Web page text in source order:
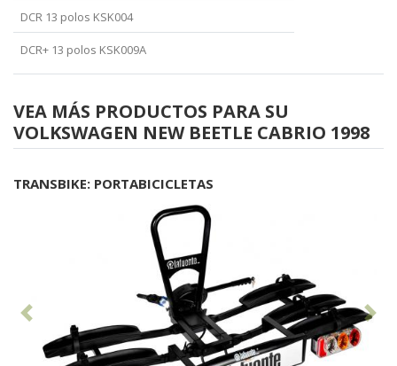
DCR 13 polos KSK004
DCR+ 13 polos KSK009A
VEA MÁS PRODUCTOS PARA SU
VOLKSWAGEN NEW BEETLE CABRIO 1998
TRANSBIKE: PORTABICICLETAS